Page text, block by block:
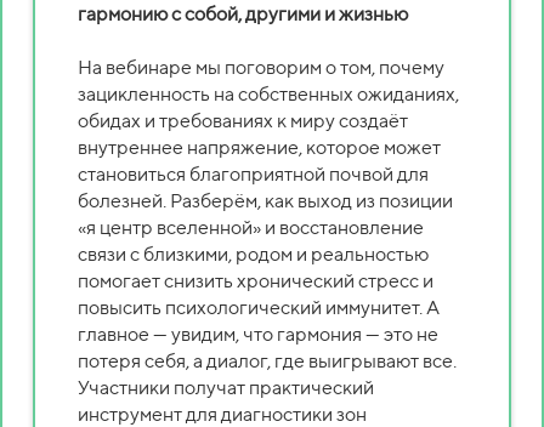
гармонию с собой, другими и жизнью
На вебинаре мы поговорим о том, почему
зацикленность на собственных ожиданиях,
обидах и требованиях к миру создаёт
внутреннее напряжение, которое может
становиться благоприятной почвой для
болезней. Разберём, как выход из позиции
«я центр вселенной» и восстановление
связи с близкими, родом и реальностью
помогает снизить хронический стресс и
повысить психологический иммунитет. А
главное — увидим, что гармония — это не
потеря себя, а диалог, где выигрывают все.
Участники получат практический
инструмент для диагностики зон